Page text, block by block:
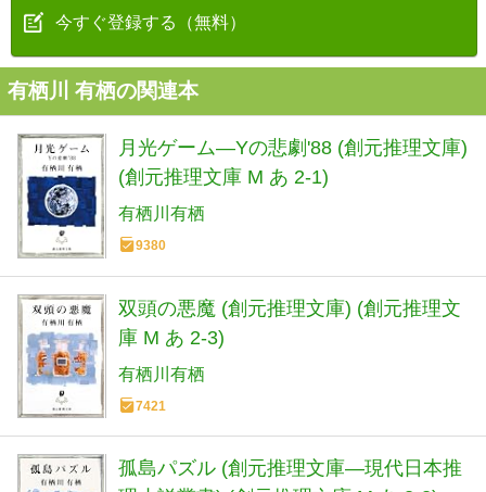
今すぐ登録する（無料）
有栖川 有栖の関連本
月光ゲーム―Yの悲劇'88 (創元推理文庫)
(創元推理文庫 M あ 2-1)
有栖川有栖
9380
双頭の悪魔 (創元推理文庫) (創元推理文
庫 M あ 2-3)
有栖川有栖
7421
孤島パズル (創元推理文庫―現代日本推